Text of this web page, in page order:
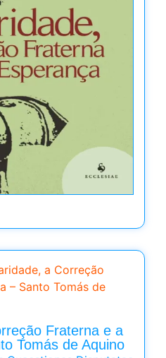
a Correção
– Santo Tomás de
Fraterna e a
Tomás de Aquino